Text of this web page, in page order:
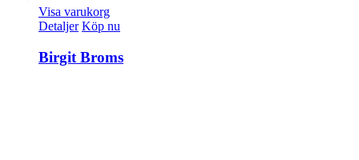
Visa varukorg
Detaljer Köp nu
Birgit Broms